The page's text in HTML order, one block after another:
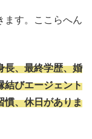
ます。ここらへん
長、最終学歴、婚
結びエージェント
慣、休日がありま